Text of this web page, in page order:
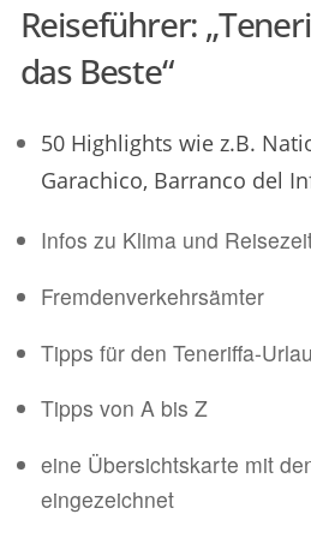
Reiseführer:
das Beste“
50 Highlights wie z.B.
Garachico, Barranco del
Infos zu Klima und
Fremdenverkehrsämter
Tipps für den Teneriffa-
Tipps von A bis Z
eine Übersichtskarte mit
eingezeichnet